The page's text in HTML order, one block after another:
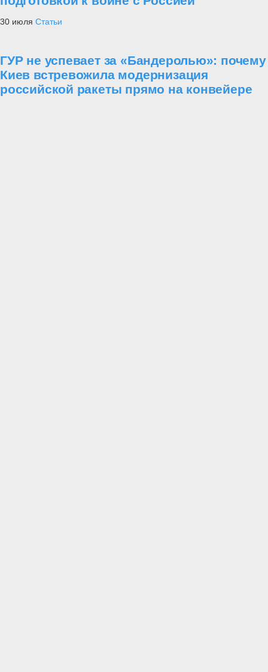
30 июля Статьи
ГУР не успевает за «Бандеролью»: почему
Киев встревожила модернизация
российской ракеты прямо на конвейере